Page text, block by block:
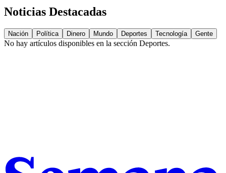
Noticias Destacadas
Nación Política Dinero Mundo Deportes Tecnología Gente
No hay artículos disponibles en la sección Deportes.